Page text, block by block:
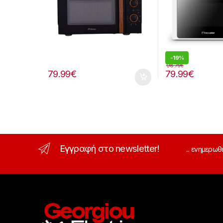
79.99€
-19%
79.99€
98.75€
Εγγραφή στο newsletter! ...